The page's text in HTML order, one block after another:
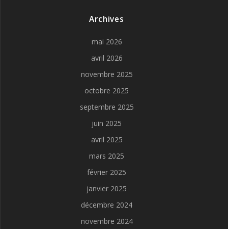
Archives
mai 2026
avril 2026
novembre 2025
octobre 2025
septembre 2025
juin 2025
avril 2025
mars 2025
février 2025
janvier 2025
décembre 2024
novembre 2024